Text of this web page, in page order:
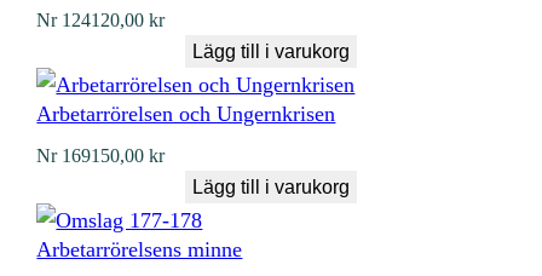
Nr 124120,00kr
Lägg till i varukorg
Arbetarrörelsen och Ungernkrisen
Nr 169150,00kr
Lägg till i varukorg
Arbetarrörelsens minne